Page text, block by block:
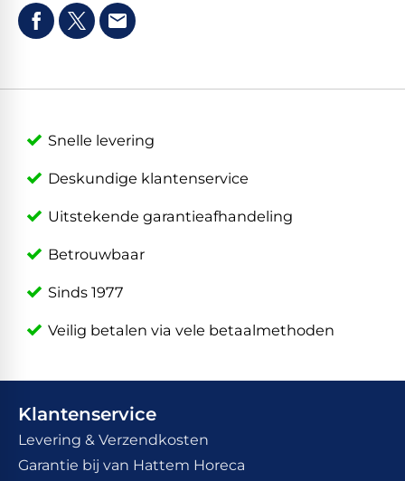
Snelle levering
Deskundige klantenservice
Uitstekende garantieafhandeling
Betrouwbaar
Sinds 1977
Veilig betalen via vele betaalmethoden
Klantenservice
Levering & Verzendkosten
Garantie bij van Hattem Horeca